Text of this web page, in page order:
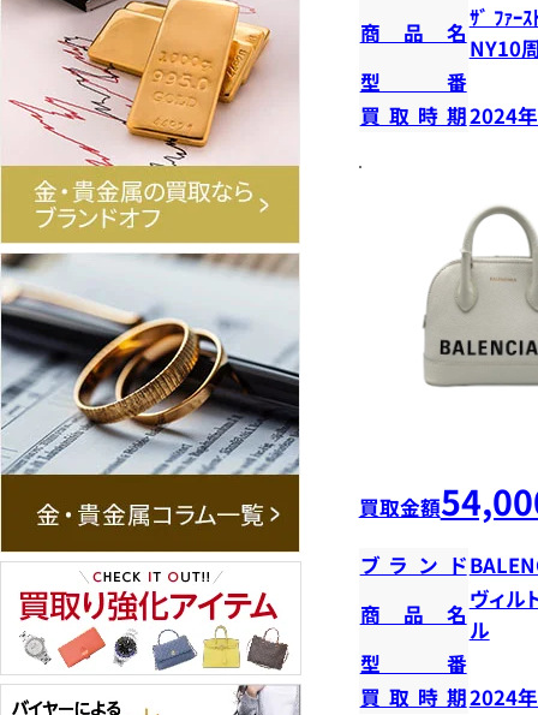
商品名
ｻﾞ ﾌｧｰ
NY10
型番
買取時期2024
買取金額
ブランド
商品名
ヴィル
ル
型番
買取時期2024